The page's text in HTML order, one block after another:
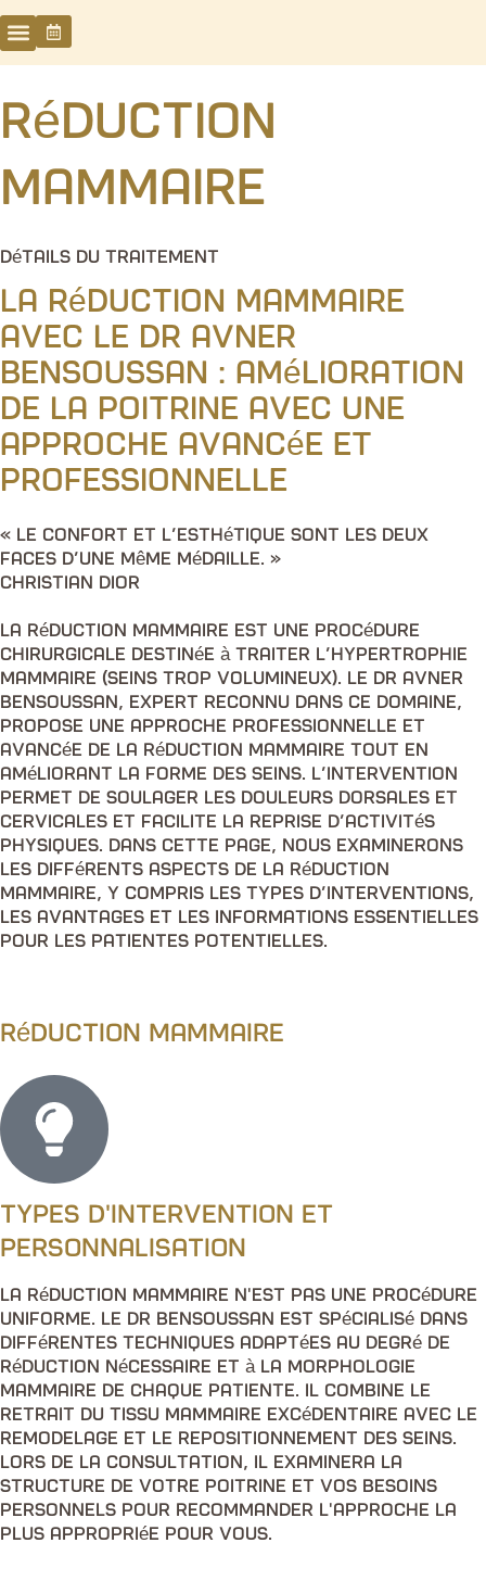
Réduction
mammaire
Détails du traitement
La réduction mammaire
avec le Dr Avner
Bensoussan : Amélioration
de la poitrine avec une
approche avancée et
professionnelle
« Le confort et l’esthétique sont les deux
faces d’une même médaille. »
Christian Dior
La réduction mammaire est une procédure
chirurgicale destinée à traiter l’hypertrophie
mammaire (seins trop volumineux). Le Dr Avner
Bensoussan, expert reconnu dans ce domaine,
propose une approche professionnelle et
avancée de la réduction mammaire tout en
améliorant la forme des seins. L’intervention
permet de soulager les douleurs dorsales et
cervicales et facilite la reprise d’activités
physiques. Dans cette page, nous examinerons
les différents aspects de la réduction
mammaire, y compris les types d’interventions,
les avantages et les informations essentielles
pour les patientes potentielles.
Réduction mammaire
Types d'intervention et
personnalisation
La réduction mammaire n'est pas une procédure
uniforme. Le Dr Bensoussan est spécialisé dans
différentes techniques adaptées au degré de
réduction nécessaire et à la morphologie
mammaire de chaque patiente. Il combine le
retrait du tissu mammaire excédentaire avec le
remodelage et le repositionnement des seins.
Lors de la consultation, il examinera la
structure de votre poitrine et vos besoins
personnels pour recommander l'approche la
plus appropriée pour vous.